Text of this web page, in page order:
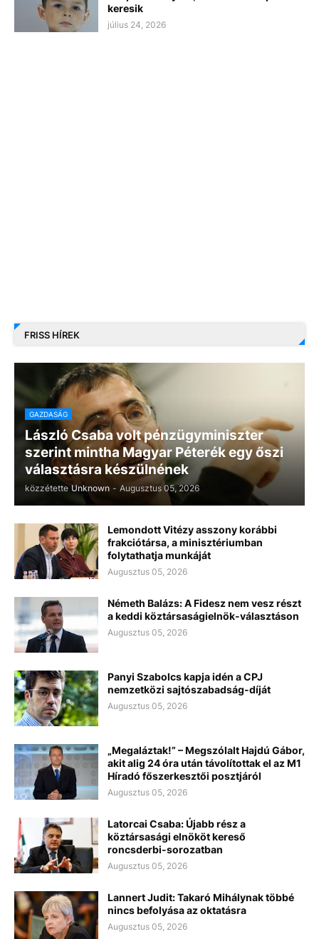
keresik
július 24, 2026
FRISS HÍREK
GAZDASÁG
László Csaba volt pénzügyminiszter
szerint mintha Magyar Péterék egy őszi
választásra készülnének
közzétette Unknown - Augusztus 05, 2026
Lemondott Vitézy asszony korábbi
frakciótársa, a minisztériumban
folytathatja munkáját
Augusztus 05, 2026
Németh Balázs: A Fidesz nem vesz részt
a keddi köztársaságielnök-választáson
Augusztus 05, 2026
Panyi Szabolcs kapja idén a CPJ
nemzetközi sajtószabadság-díját
Augusztus 05, 2026
„Megaláztak!” – Megszólalt Hajdú Gábor,
akit alig 24 óra után távolítottak el az M1
Híradó főszerkesztői posztjáról
Augusztus 05, 2026
Latorcai Csaba: Újabb rész a
köztársasági elnököt kereső
roncsderbi-sorozatban
Augusztus 05, 2026
Lannert Judit: Takaró Mihálynak többé
nincs befolyása az oktatásra
Augusztus 05, 2026